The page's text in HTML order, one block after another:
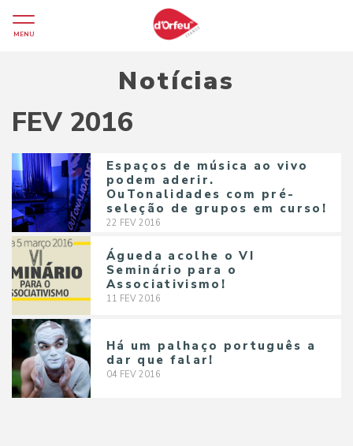
MENU
Notícias
FEV 2016
Espaços de música ao vivo
podem aderir.
OuTonalidades com pré-
seleção de grupos em curso!
22 FEV 2016
Águeda acolhe o VI
Seminário para o
Associativismo!
11 FEV 2016
Há um palhaço português a
dar que falar!
04 FEV 2016